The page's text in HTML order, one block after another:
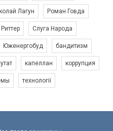
Лагун Роман Говда
Слуга Народа
Юженергобуд бандитизм
капеллан коррупция
технології